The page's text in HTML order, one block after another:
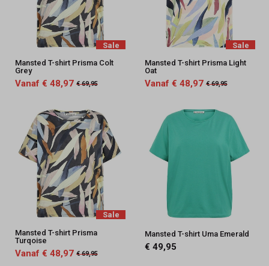
Sale
Mansted T-shirt Prisma Colt
Grey
Vanaf € 48,97 € 69,95
Sale
Mansted T-shirt Prisma Light
Oat
Vanaf € 48,97 € 69,95
Sale
Mansted T-shirt Prisma
Turqoise
Vanaf € 48,97 € 69,95
Mansted T-shirt Uma Emerald
€ 49,95